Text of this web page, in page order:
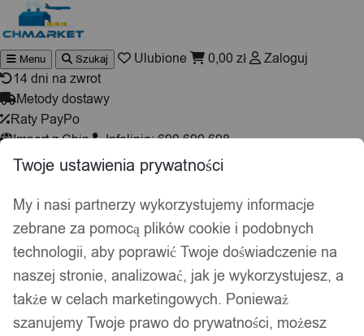
Wyszukiwarka
produktów
Menu Szukaj Ulubione 0,00 zł
Zaloguj
14 dni na zwrot
Metody dostawy
Raty PayPo
Import z Chin
Infolinia: 690 690 698
Wyszukiwarka
produktów
Hej, zaloguj się! Ulubione 0,00 zł
Akcesoria wędkarskie
Psy i koty
Twoje ustawienia prywatności
My i nasi partnerzy wykorzystujemy informacje
zebrane za pomocą plików cookie i podobnych
technologii, aby poprawić Twoje doświadczenie na
naszej stronie, analizować, jak je wykorzystujesz, a
także w celach marketingowych. Ponieważ
szanujemy Twoje prawo do prywatności, możesz